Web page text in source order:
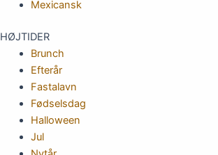
Mexicansk
HØJTIDER
Brunch
Efterår
Fastalavn
Fødselsdag
Halloween
Jul